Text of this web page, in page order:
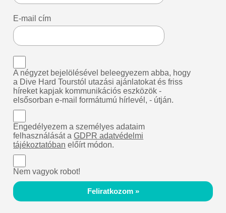
E-mail cím
A négyzet bejelölésével beleegyezem abba, hogy
a Dive Hard Tourstól utazási ajánlatokat és friss
híreket kapjak kommunikációs eszközök -
elsősorban e-mail formátumú hírlevél, - útján.
Engedélyezem a személyes adataim
felhasználását aGDPR adatvédelmi
tájékoztatóban előírt módon.
Nem vagyok robot!
Feliratkozom »